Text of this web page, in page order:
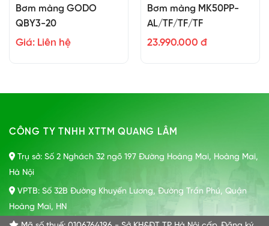
Bơm màng GODO
QBY3-20
Giá: Liên hệ
Bơm màng MK50PP-
AL/TF/TF/TF
23.990.000 đ
CÔNG TY TNHH XTTM QUANG LÂM
Trụ sở: Số 2 Nghách 32 ngõ 197 Đường Hoàng Mai, Hoàng Mai,
Hà Nội
VPTB: Số 32B Đường Khuyến Lương, Đường Trần Phú, Quận
Hoàng Mai, HN